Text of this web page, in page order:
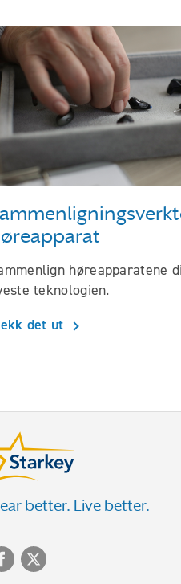
har endret seg
høreapparatene
teknologien.
det ut
better. Live better.